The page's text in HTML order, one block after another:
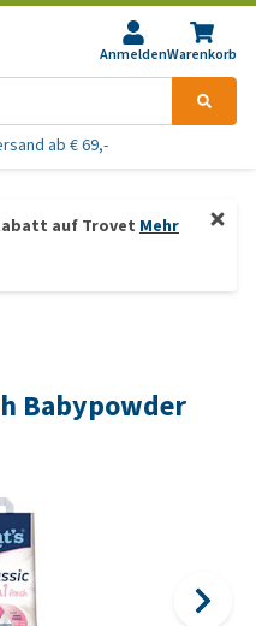
AnmeldenWarenkorb
ab € 69,-
auf Trovet Mehr
Babypowder